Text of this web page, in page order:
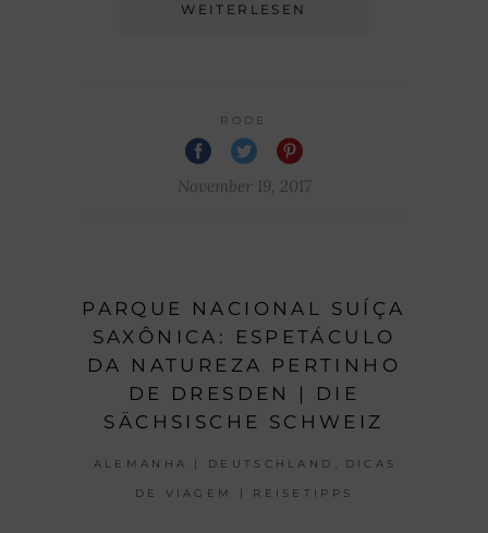
WEITERLESEN
RODE
November 19, 2017
PARQUE NACIONAL SUÍÇA
SAXÔNICA: ESPETÁCULO
DA NATUREZA PERTINHO
DE DRESDEN | DIE
SÄCHSISCHE SCHWEIZ
ALEMANHA | DEUTSCHLAND DICAS
DE VIAGEM | REISETIPPS